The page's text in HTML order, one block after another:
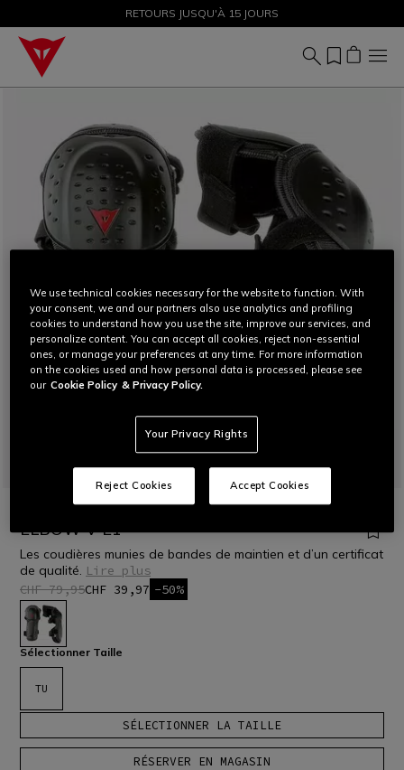
SOLDES JUSQU'À-50 % – ACHETEZ MAINTENANT
RETOURS JUSQU'À 15 JOURS
ELBOW V E1
Les coudières munies de bandes de maintien et d’un certificat
de qualité. Lire plus
CHF 79,95CHF 39,97 -50%
sélectionné
Sélectionner Taille
TU
SÉLECTIONNER LA TAILLE
RÉSERVER EN MAGASIN
We use technical cookies necessary for the website to function. With
your consent, we and our partners also use analytics and profiling
cookies to understand how you use the site, improve our services, and
personalize content. You can accept all cookies, reject non-essential
ones, or manage your preferences at any time. For more information
on the cookies used and how personal data is processed, please see
our Cookie Policy & Privacy Policy.
Your Privacy Rights
Reject Cookies Accept Cookies